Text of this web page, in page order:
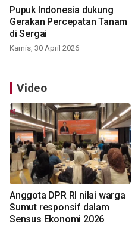
Pupuk Indonesia dukung
Gerakan Percepatan Tanam
di Sergai
Kamis, 30 April 2026
Video
Anggota DPR RI nilai warga
Sumut responsif dalam
Sensus Ekonomi 2026